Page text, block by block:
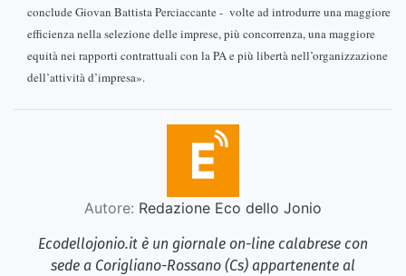
conclude Giovan Battista Perciaccante - volte ad introdurre una maggiore
efficienza nella selezione delle imprese, più concorrenza, una maggiore
equità nei rapporti contrattuali con la PA e più libertà nell’organizzazione
dell’attività d’impresa».
Autore: Redazione Eco dello Jonio
Ecodellojonio.it è un giornale on-line calabrese con
sede a Corigliano-Rossano (Cs) appartenente al